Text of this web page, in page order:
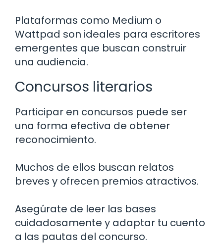
Plataformas como Medium o
Wattpad son ideales para escritores
emergentes que buscan construir
una audiencia.
Concursos literarios
Participar en concursos puede ser
una forma efectiva de obtener
reconocimiento.
Muchos de ellos buscan relatos
breves y ofrecen premios atractivos.
Asegúrate de leer las bases
cuidadosamente y adaptar tu cuento
a las pautas del concurso.